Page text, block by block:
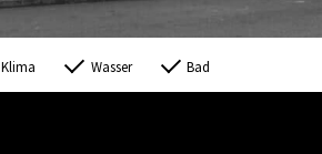
Klima Wasser Bad